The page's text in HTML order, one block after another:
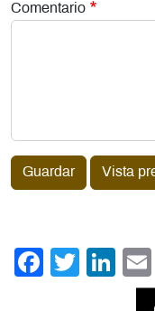
Comentario
Guardar Vista
Twitter